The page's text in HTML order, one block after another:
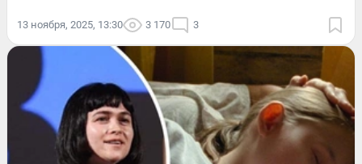
13 ноября, 2025, 13:30 3 170 3